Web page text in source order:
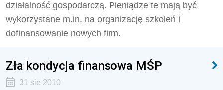
działalność gospodarczą. Pieniądze te mają być
wykorzystane m.in. na organizację szkoleń i
dofinansowanie nowych firm.
Zła kondycja finansowa MŚP
31 sie 2010